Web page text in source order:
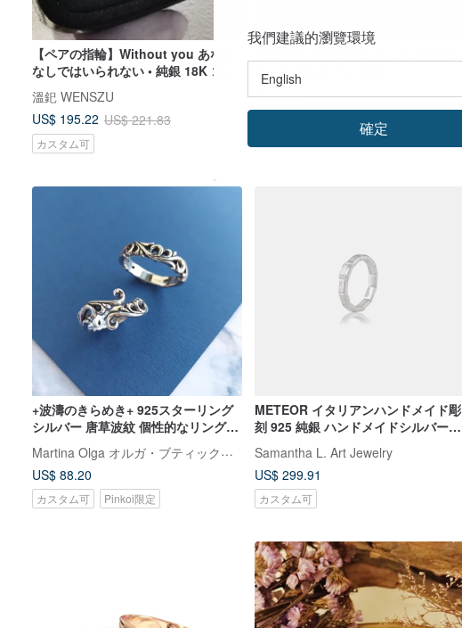
【ペアの指輪】Without you あなた
なしではいられない • 純銀 18K ゴー
溫釲 WENSZU
US$ 195.22 US$ 221.83
カスタム可
ストリームライン 3mm
Titanvek
US$ 66.37
+波濤のきらめき+ 925スターリング
シルバー 唐草波紋 個性的なリンググ
ループ
Martina Olga オルガ・ブティックスタジオ
US$ 88.20
カスタム可 Pinkoi限定
METEOR イタリアンハンドメイド彫
刻 925 純銀 ハンドメイドシルバーア
クセサリー/ペアリング
Samantha L. Art Jewelry
US$ 299.91
カスタム可
我們建議的瀏覽環境
確定